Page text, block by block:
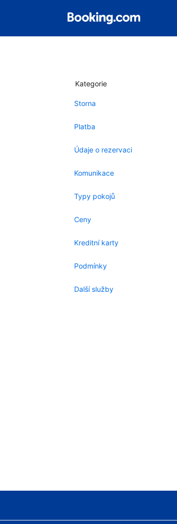
Kategorie
Storna
Platba
Údaje o rezervaci
Komunikace
Typy pokojů
Ceny
Kreditní karty
Podmínky
Další služby